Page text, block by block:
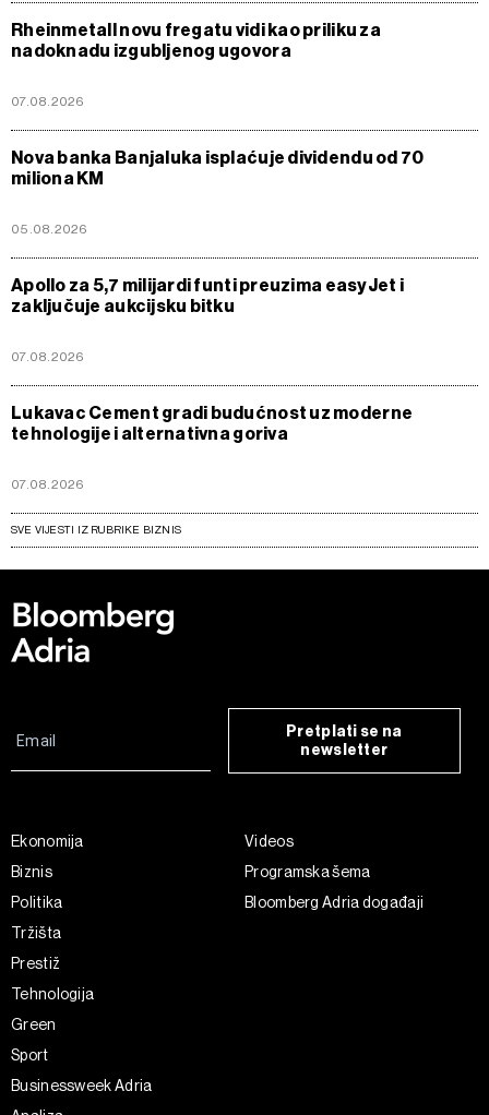
Rheinmetall novu fregatu vidi kao priliku za
nadoknadu izgubljenog ugovora
07.08.2026
Nova banka Banjaluka isplaćuje dividendu od 70
miliona KM
05.08.2026
Apollo za 5,7 milijardi funti preuzima easyJet i
zaključuje aukcijsku bitku
07.08.2026
Lukavac Cement gradi budućnost uz moderne
tehnologije i alternativna goriva
07.08.2026
SVE VIJESTI IZ RUBRIKE BIZNIS
Pretplati se na
newsletter
Ekonomija
Biznis
Politika
Tržišta
Prestiž
Tehnologija
Green
Sport
Businessweek Adria
Videos
Programska šema
Bloomberg Adria događaji